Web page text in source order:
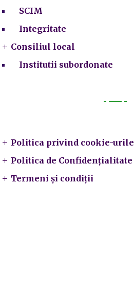
SCIM
Integritate
Consiliul local
Institutii subordonate
Politica privind cookie-urile
Politica de Confidențialitate
Termeni și condiții